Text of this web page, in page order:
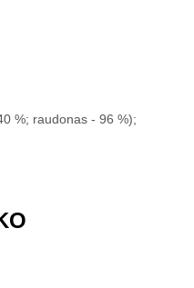
%; raudonas - 96 %);